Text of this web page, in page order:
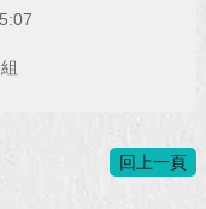
回上一頁